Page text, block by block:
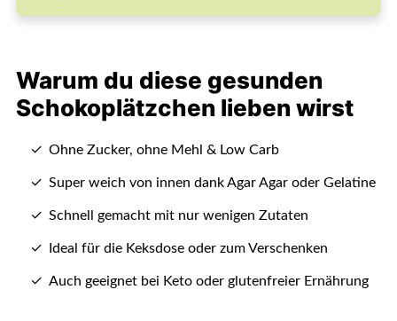
Warum du diese gesunden
Schokoplätzchen lieben wirst
Ohne Zucker, ohne Mehl & Low Carb
Super weich von innen dank Agar Agar oder Gelatine
Schnell gemacht mit nur wenigen Zutaten
Ideal für die Keksdose oder zum Verschenken
Auch geeignet bei Keto oder glutenfreier Ernährung